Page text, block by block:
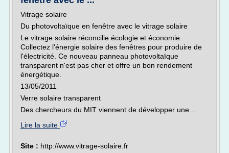
Vitrage solaire
Du photovoltaïque en fenêtre avec le vitrage solaire
Le vitrage solaire réconcilie écologie et économie.
Collectez l'énergie solaire des fenêtres pour produire de
l'électricité. Ce nouveau panneau photovoltaïque
transparent n'est pas cher et offre un bon rendement
énergétique.
13/05/2011
Verre solaire transparent
Des chercheurs du MIT viennent de développer une...
Lire la suite
Site : http://www.vitrage-solaire.fr